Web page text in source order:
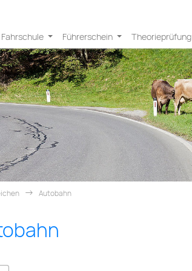
Fahrschule Führerschein Theorieprüfung
Autobahn